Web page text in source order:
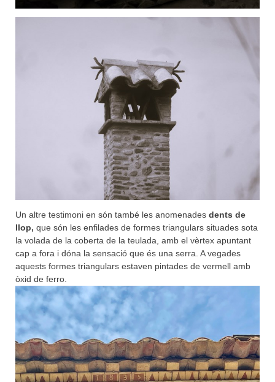
Un altre testimoni en són també les anomenades dents de
llop, que són les enfilades de formes triangulars situades sota
la volada de la coberta de la teulada, amb el vèrtex apuntant
cap a fora i dóna la sensació que és una serra. A vegades
aquests formes triangulars estaven pintades de vermell amb
òxid de ferro.